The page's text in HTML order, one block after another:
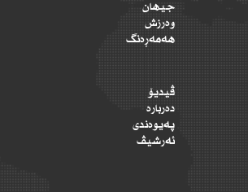
جیهان
وەرزش
هەمەڕەنگ
ڤیدیۆ
دەربارە
پەیوەندی
ئەرشیڤ